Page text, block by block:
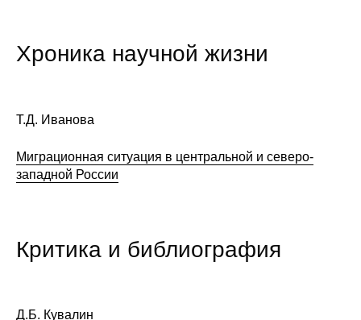
Хроника научной жизни
Т.Д. Иванова
Миграционная ситуация в центральной и северо-
западной России
Критика и библиография
Д.Б. Кувалин